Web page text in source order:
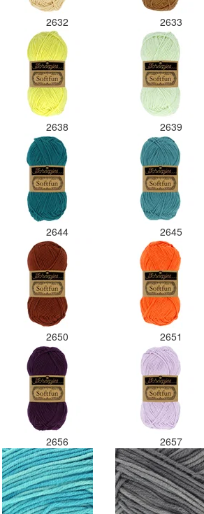
2632 2633
2638 2639
2644 2645
2650 2651
2656 2657